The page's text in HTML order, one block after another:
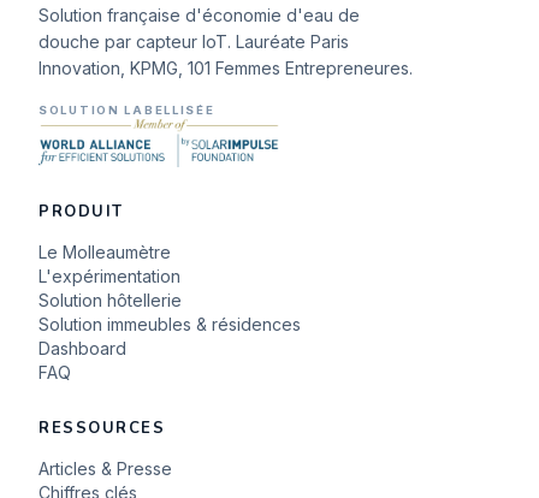
Solution française d'économie d'eau de
douche par capteur IoT. Lauréate Paris
Innovation, KPMG, 101 Femmes Entrepreneures.
SOLUTION LABELLISÉE
PRODUIT
Le Molleaumètre
L'expérimentation
Solution hôtellerie
Solution immeubles & résidences
Dashboard
FAQ
RESSOURCES
Articles & Presse
Chiffres clés